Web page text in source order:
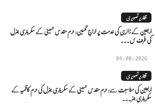
تقاریر تصویری
اربعین کے زائرین کی خدمت پر خراجِ تحسین: حرم مقدس حسینی کے سکریٹری جنرل
کی طرف س...
04/08/2026
تقاریر تصویری
اربعین کی مناسبت سے: حرم مقدس حسینی کے سکریٹری جنرل کی حرم کاظمیہ کے
سکریٹری جنر...